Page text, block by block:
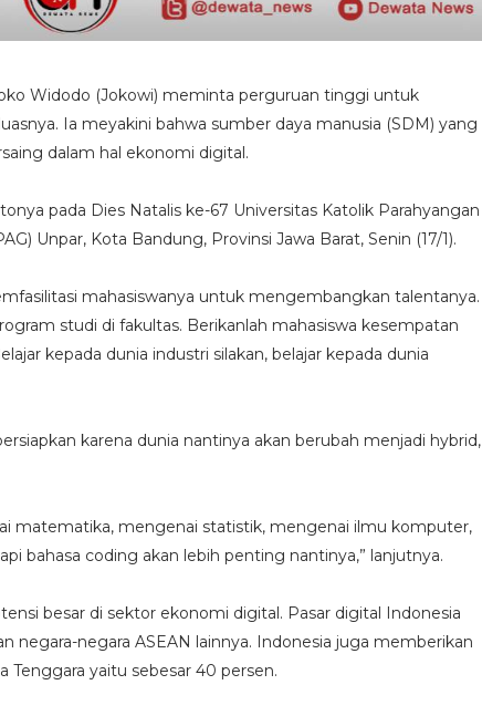
Widodo (Jokowi) meminta perguruan tinggi untuk
Ia meyakini bahwa sumber daya manusia (SDM) yang
dalam hal ekonomi digital.
pada Dies Natalis ke-67 Universitas Katolik Parahyangan
Unpar, Kota Bandung, Provinsi Jawa Barat, Senin (17/1).
mahasiswanya untuk mengembangkan talentanya.
studi di fakultas. Berikanlah mahasiswa kesempatan
kepada dunia industri silakan, belajar kepada dunia
karena dunia nantinya akan berubah menjadi hybrid,
matematika, mengenai statistik, mengenai ilmu komputer,
bahasa coding akan lebih penting nantinya,” lanjutnya.
besar di sektor ekonomi digital. Pasar digital Indonesia
negara-negara ASEAN lainnya. Indonesia juga memberikan
Tenggara yaitu sebesar 40 persen.